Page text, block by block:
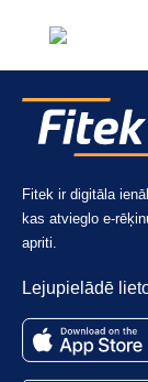
Fitek ir digitāla
kas atvieglo e-
apriti.
Lejupielādē